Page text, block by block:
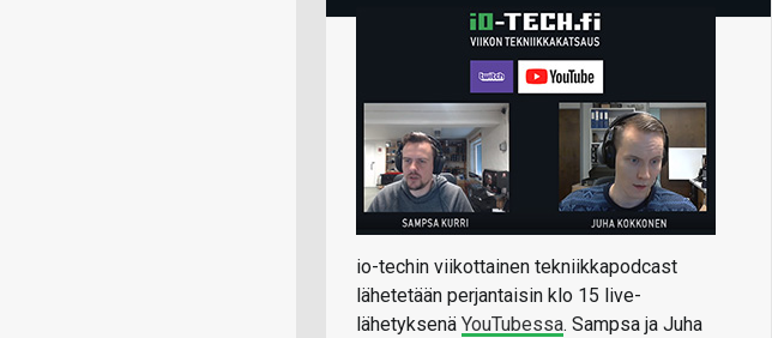
io-techin viikottainen tekniikkapodcast
lähetetään perjantaisin klo 15 live-
lähetyksenä YouTubessa. Sampsa ja Juha